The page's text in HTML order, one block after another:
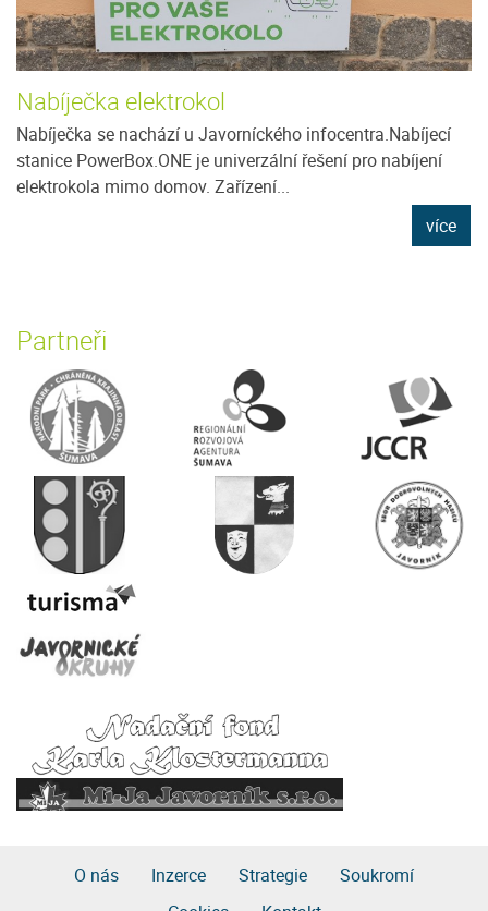
Nabíječka elektrokol
Nabíječka se nachází u Javorníckého infocentra.Nabíjecí
stanice PowerBox.ONE je univerzální řešení pro nabíjení
elektrokola mimo domov. Zařízení...
více
Partneři
O nás Inzerce Strategie
Soukromí